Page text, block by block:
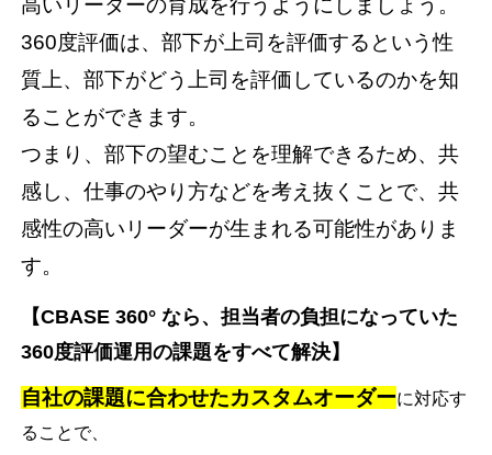
360度評価は、部下が上司を評価するという性
質上、部下がどう上司を評価しているのかを知
ることができます。
つまり、部下の望むことを理解できるため、共
感し、仕事のやり方などを考え抜くことで、共
感性の高いリーダーが生まれる可能性がありま
す。
【CBASE 360° なら、担当者の負担になっていた
360度評価運用の課題をすべて解決】
自社の課題に合わせたカスタムオーダーに対応す
ることで、